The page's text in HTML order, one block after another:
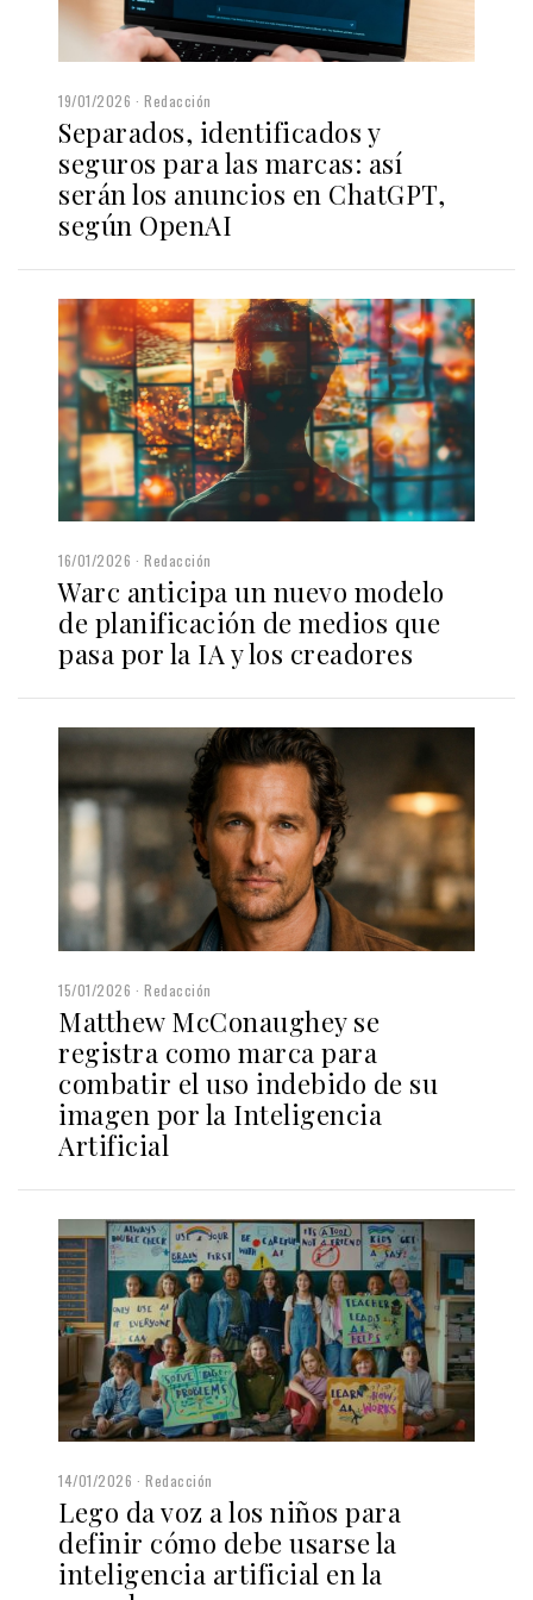
19/01/2026 Redacción
Separados, identificados y
seguros para las marcas: así
serán los anuncios en ChatGPT,
según OpenAI
16/01/2026 Redacción
Warc anticipa un nuevo modelo
de planificación de medios que
pasa por la IA y los creadores
15/01/2026 Redacción
Matthew McConaughey se
registra como marca para
combatir el uso indebido de su
imagen por la Inteligencia
Artificial
14/01/2026 Redacción
Lego da voz a los niños para
definir cómo debe usarse la
inteligencia artificial en la